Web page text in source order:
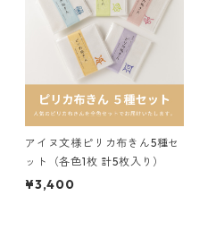
アイヌ文様ピリカ布きん5種セ
ット（各色1枚 計5枚入り）
¥3,400